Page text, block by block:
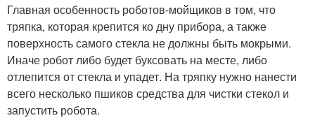
Главная особенность роботов-мойщиков в том, что
тряпка, которая крепится ко дну прибора, а также
поверхность самого стекла не должны быть мокрыми.
Иначе робот либо будет буксовать на месте, либо
отлепится от стекла и упадет. На тряпку нужно нанести
всего несколько пшиков средства для чистки стекол и
запустить робота.